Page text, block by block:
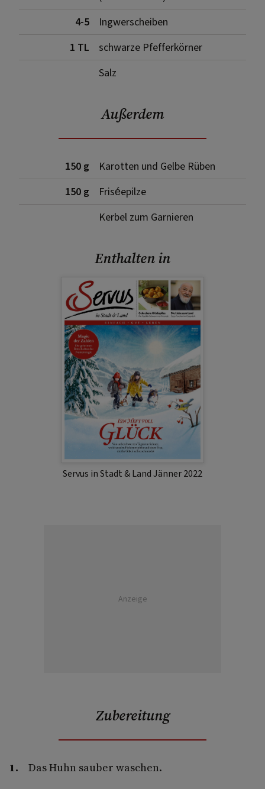
4-5
Ingwerscheiben
1 TL
schwarze Pfefferkörner
Salz
Außerdem
150 g
Karotten und Gelbe Rüben
150 g
Friséepilze
Kerbel zum Garnieren
Enthalten in
Servus in Stadt & Land Jänner 2022
Anzeige
Zubereitung
Das Huhn sauber waschen.